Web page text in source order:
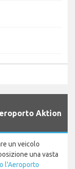
Aktion
un veicolo
una vasta
l'Aeroporto